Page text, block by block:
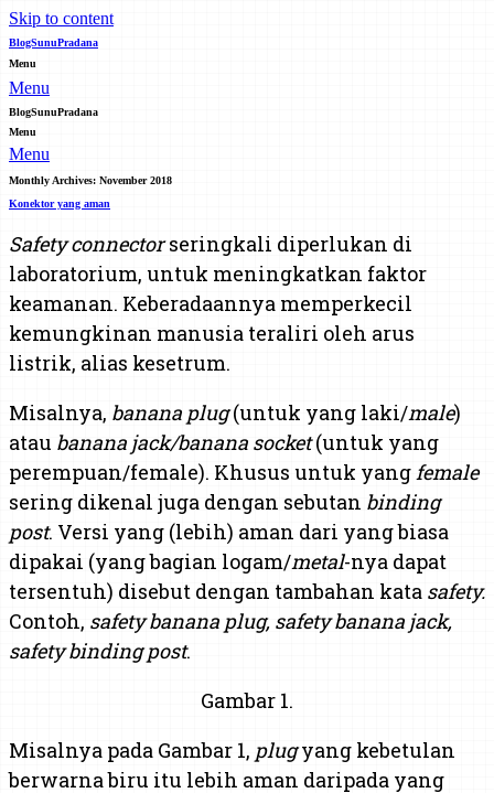
Skip to content
BlogSunuPradana
Menu
Menu
BlogSunuPradana
Menu
Menu
Monthly Archives: November 2018
Konektor yang aman
Safety connectorseringkali diperlukan di
laboratorium, untuk meningkatkan faktor
keamanan. Keberadaannya memperkecil
kemungkinan manusia teraliri oleh arus
listrik, alias kesetrum.
Misalnya, banana plug(untuk yang laki/male)
atau banana jack/banana socket(untuk yang
perempuan/female). Khusus untuk yang female
sering dikenal juga dengan sebutan binding
post. Versi yang (lebih) aman dari yang biasa
dipakai (yang bagian logam/metal-nya dapat
tersentuh) disebut dengan tambahan kata safety.
Contoh, safety banana plug, safety banana jack,
safety binding post.
Gambar 1.
Misalnya pada Gambar 1, plugyang kebetulan
berwarna biru itu lebih aman daripada yang